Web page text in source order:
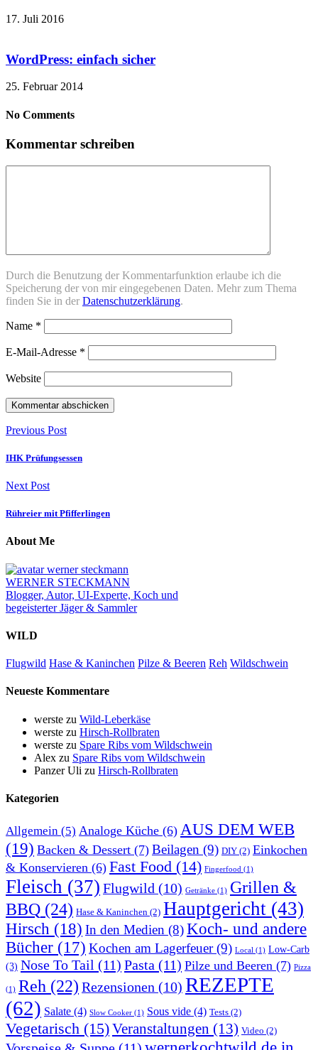
17. Juli 2016
WordPress: einfach sicher
25. Februar 2014
No Comments
Kommentar schreiben
Durch die Benutzung der Kommentarfunktion erlaube ich die
Speicherung der von mir eingegebenen Daten. Mehr zum Thema
finden Sie in der Datenschutzerklärung.
Name *
E-Mail-Adresse *
Website
Previous Post
IHK Prüfungsessen
Next Post
Rühreier mit Pfifferlingen
About Me
WERNER STECKMANN
Blogger, Autor, UI-Experte, Koch und
begeisterter Jäger & Sammler
WILD
Flugwild Hase & Kaninchen Pilze & Beeren Reh Wildschwein
Neueste Kommentare
werste zu Wild-Leberkäse
werste zu Hirsch-Rollbraten
werste zu Spare Ribs vom Wildschwein
Alex zu Spare Ribs vom Wildschwein
Panzer Uli zu Hirsch-Rollbraten
Kategorien
Allgemein (5) Analoge Küche (6) AUS DEM WEB
(19) Backen & Dessert (7) Beilagen (9) DIY (2) Einkochen
& Konservieren (6) Fast Food (14) Fingerfood (1)
Fleisch (37) Flugwild (10) Getränke (1) Grillen &
BBQ (24) Hase & Kaninchen (2) Hauptgericht (43)
Hirsch (18) In den Medien (8)Koch- und andere
Bücher (17) Kochen am Lagerfeuer(9) Local (1) Low-Carb
(3) Nose To Tail (11) Pasta (11) Pilze und Beeren (7) Pizza
(1) Reh (22) Rezensionen (10) REZEPTE
(62) Salate (4) Slow Cooker (1) Sous vide (4) Tests (2)
Vegetarisch (15)Veranstaltungen (13) Video (2)